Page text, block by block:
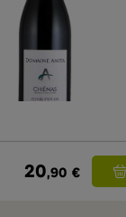
20,90 €